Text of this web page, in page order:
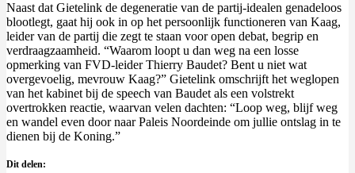
Naast dat Gietelink de degeneratie van de partij-idealen genadeloos
blootlegt, gaat hij ook in op het persoonlijk functioneren van Kaag,
leider van de partij die zegt te staan voor open debat, begrip en
verdraagzaamheid. “Waarom loopt u dan weg na een losse
opmerking van FVD-leider Thierry Baudet? Bent u niet wat
overgevoelig, mevrouw Kaag?” Gietelink omschrijft het weglopen
van het kabinet bij de speech van Baudet als een volstrekt
overtrokken reactie, waarvan velen dachten: “Loop weg, blijf weg
en wandel even door naar Paleis Noordeinde om jullie ontslag in te
dienen bij de Koning.”
Dit delen: